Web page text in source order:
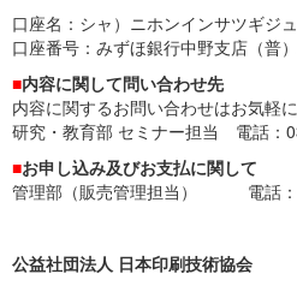
口座名：シャ）ニホンインサツギジ
口座番号：みずほ銀行中野支店（普
■内容に関して問い合わせ先
内容に関するお問い合わせはお気軽
研究・教育部 セミナー担当 電話：
■お申し込み及びお支払に関して
管理部（販売管理担当） 電話：
公益社団法人 日本印刷技術協会